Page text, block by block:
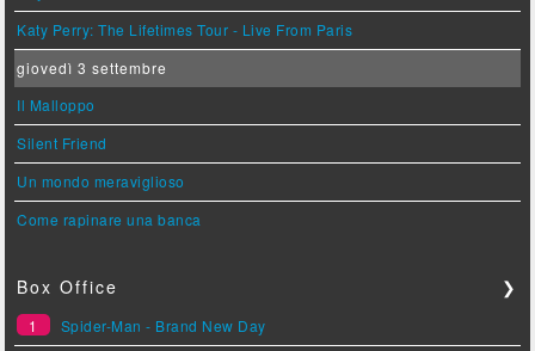
Katy Perry: The Lifetimes Tour - Live From Paris
giovedì 3 settembre
Il Malloppo
Silent Friend
Un mondo meraviglioso
Come rapinare una banca
Box Office ❯
1
Spider-Man - Brand New Day